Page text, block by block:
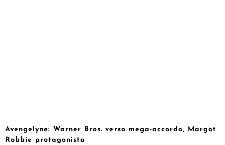
Avengelyne: Warner Bros. verso mega-accordo, Margot
Robbie protagonista